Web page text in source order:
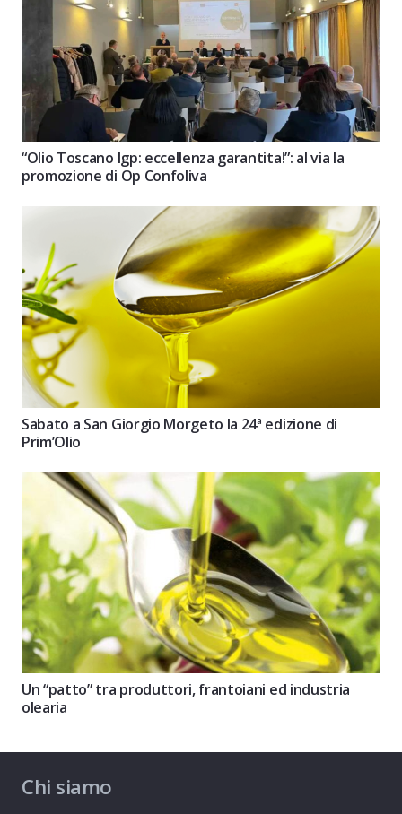
“Olio Toscano Igp: eccellenza garantita!”: al via la
promozione di Op Confoliva
Sabato a San Giorgio Morgeto la 24ª edizione di
Prim’Olio
Un “patto” tra produttori, frantoiani ed industria
olearia
Chi siamo